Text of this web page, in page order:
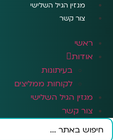
מגזין הגיל השלישי
צור קשר
ראשי
אודות
בעיתונות
לקוחות ממליצים
מגזין הגיל השלישי
צור קשר
Search